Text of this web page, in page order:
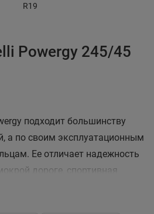
R19
Powergy 245/45
подходит большинству
а по своим эксплуатационным
Ее отличает надежность
дороге, спортивная
устойчивость к